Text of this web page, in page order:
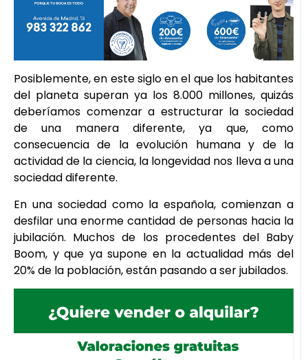
Posiblemente, en este siglo en el que los habitantes
del planeta superan ya los 8.000 millones, quizás
deberíamos comenzar a estructurar la sociedad
de una manera diferente, ya que, como
consecuencia de la evolución humana y de la
actividad de la ciencia, la longevidad nos lleva a una
sociedad diferente.
En una sociedad como la española, comienzan a
desfilar una enorme cantidad de personas hacia la
jubilación. Muchos de los procedentes del Baby
Boom, y que ya supone en la actualidad más del
20% de la población, están pasando a ser jubilados.